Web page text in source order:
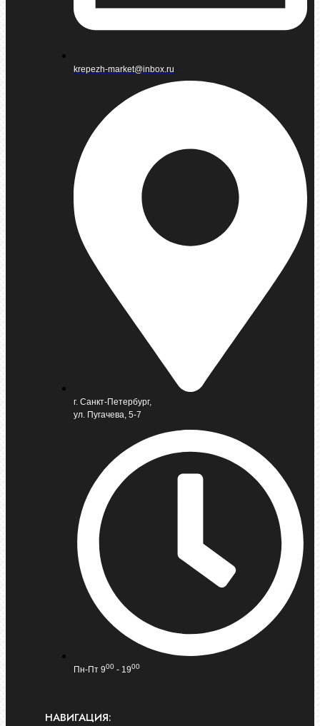
krepezh-market@inbox.ru
г. Санкт-Петербург,
ул. Пугачева, 5-7
Пн-Пт 900 - 1900
НАВИГАЦИЯ: